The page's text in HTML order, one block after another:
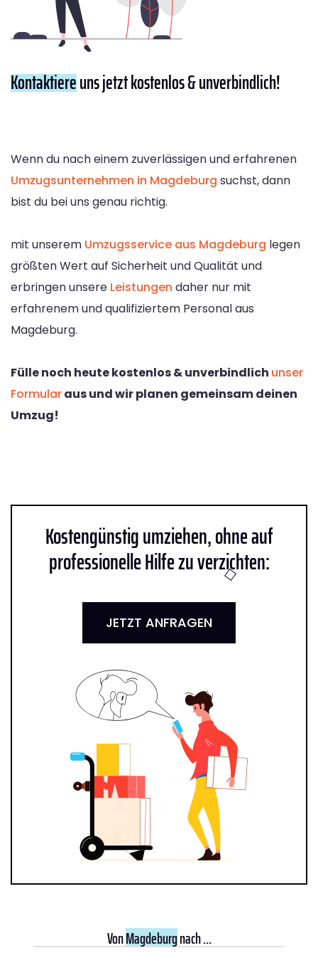
Kontaktiereuns jetzt kostenlos & unverbindlich!
Wenn du nach einem zuverlässigen und erfahrenen
Umzugsunternehmen in Magdeburg suchst, dann
bist du bei uns genau richtig.
mit unserem Umzugsservice aus Magdeburg legen
größten Wert auf Sicherheit und Qualität und
erbringen unsere Leistungen daher nur mit
erfahrenem und qualifiziertem Personal aus
Magdeburg.
Fülle noch heute kostenlos & unverbindlich unser
Formularaus und wir planen gemeinsam deinen
Umzug!
Kostengünstig umziehen, ohne auf
professionelle Hilfe zu verzichten:
JETZT ANFRAGEN
VonMagdeburgnach ...